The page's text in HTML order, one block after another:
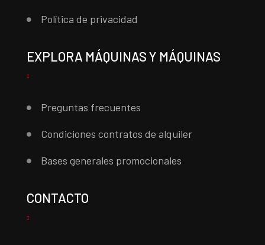
Política de privacidad
EXPLORA MÁQUINAS Y MÁQUINAS
Preguntas frecuentes
Condiciones contratos de alquiler
Bases generales promocionales
CONTACTO